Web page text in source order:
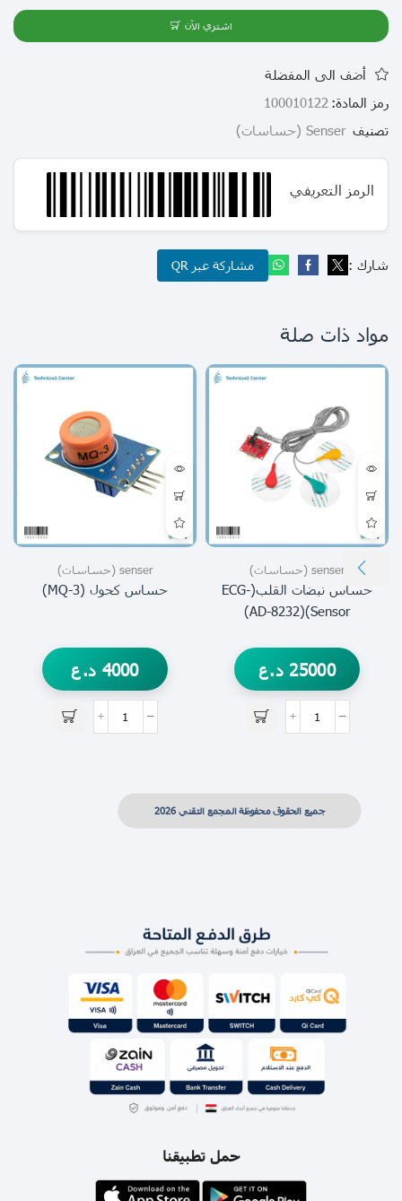
اشتري الآن
أضف الى المفضلة
رمز المادة: 100010122
تصنيف Senser (حساسات)
الرمز التعريفي
شارك : مشاركة عبر QR
مواد ذات صلة
senser (حساسات)
حساس نبضات القلب(ECG-
Sensor)(AD-8232)
25000 د.ع
senser (حساسات)
حساس كحول (MQ-3)
4000 د.ع
جميع الحقوق محفوظة المجمع التقني 2026
حمل تطبيقنا